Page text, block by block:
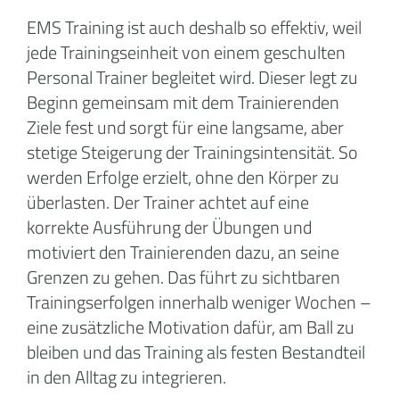
EMS Training ist auch deshalb so effektiv, weil
jede Trainingseinheit von einem geschulten
Personal Trainer begleitet wird. Dieser legt zu
Beginn gemeinsam mit dem Trainierenden
Ziele fest und sorgt für eine langsame, aber
stetige Steigerung der Trainingsintensität. So
werden Erfolge erzielt, ohne den Körper zu
überlasten. Der Trainer achtet auf eine
korrekte Ausführung der Übungen und
motiviert den Trainierenden dazu, an seine
Grenzen zu gehen. Das führt zu sichtbaren
Trainingserfolgen innerhalb weniger Wochen –
eine zusätzliche Motivation dafür, am Ball zu
bleiben und das Training als festen Bestandteil
in den Alltag zu integrieren.